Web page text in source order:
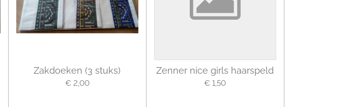
Zakdoeken (3 stuks)
€ 2,00
Zenner nice girls haarspeld
€ 1,50